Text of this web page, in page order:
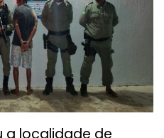
a localidade de